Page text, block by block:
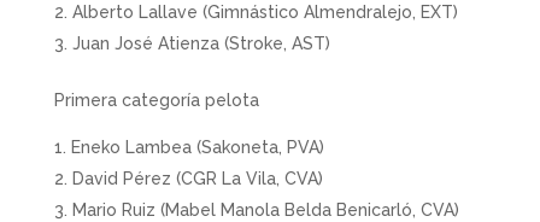
Alberto Lallave (Gimnástico Almendralejo, EXT)
Juan José Atienza (Stroke, AST)
Primera categoría pelota
Eneko Lambea (Sakoneta, PVA)
David Pérez (CGR La Vila, CVA)
Mario Ruiz (Mabel Manola Belda Benicarló, CVA)